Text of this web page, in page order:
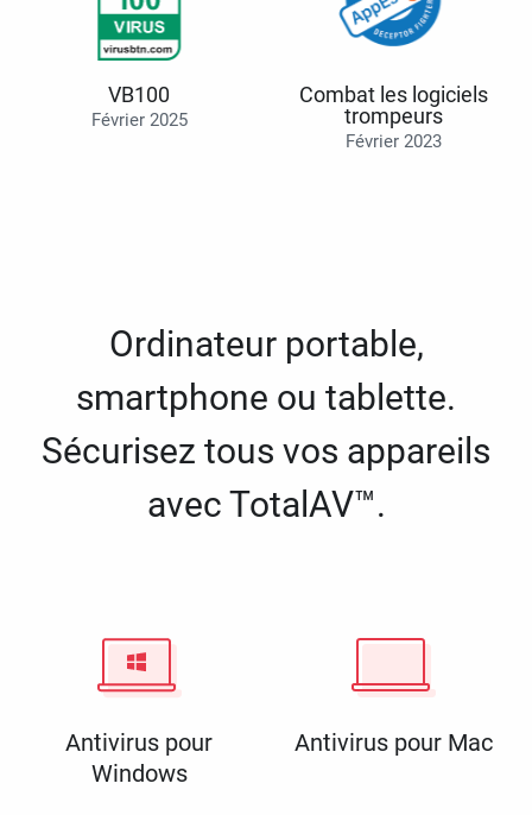
VB100
Février 2025
Combat les logiciels
trompeurs
Février 2023
Ordinateur portable,
smartphone ou tablette.
Sécurisez tous vos appareils
avec TotalAV™.
Antivirus pour
Windows
Antivirus pour Mac